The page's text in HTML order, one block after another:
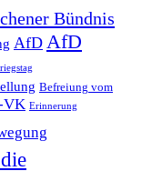
Bündnis
AfD AfD
Befreiung vom
VK Erinnerung